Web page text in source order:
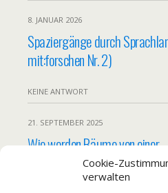
Cookie-
verwalten
8. JANUAR 2026
Spaziergänge durch
mit:forschen Nr. 2)
KEINE ANTWORT
21. SEPTEMBER 2025
Wie werden Bäume von einer
Stadtverwaltung geschützt-